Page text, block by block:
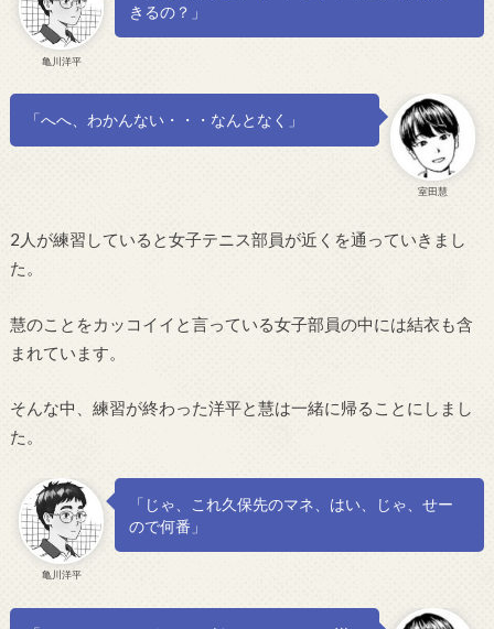
亀川洋平
きるの？」
室田慧
「へへ、わかんない・・・なんとなく」
2人が練習していると女子テニス部員が近くを通っていきまし
た。
慧のことをカッコイイと言っている女子部員の中には結衣も含
まれています。
そんな中、練習が終わった洋平と慧は一緒に帰ることにしまし
た。
亀川洋平
「じゃ、これ久保先のマネ、はい、じゃ、せー
ので何番」